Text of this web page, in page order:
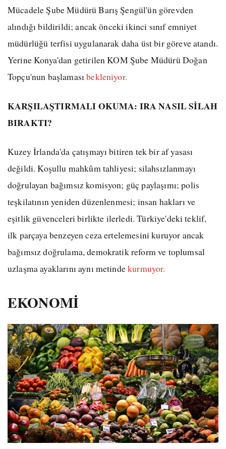
Mücadele Şube Müdürü Barış Şengül'ün görevden
alındığı bildirildi; ancak önceki ikinci sınıf emniyet
müdürlüğü terfisi uygulanarak daha üst bir göreve atandı.
Yerine Konya'dan getirilen KOM Şube Müdürü Doğan
Topçu'nun başlamasıbekleniyor.
KARŞILAŞTIRMALI OKUMA: IRA NASIL SİLAH
BIRAKTI?
Kuzey İrlanda'da çatışmayı bitiren tek bir af yasası
değildi. Koşullu mahkûm tahliyesi; silahsızlanmayı
doğrulayan bağımsız komisyon; güç paylaşımı; polis
teşkilatının yeniden düzenlenmesi; insan hakları ve
eşitlik güvenceleri birlikte ilerledi. Türkiye'deki teklif,
ilk parçaya benzeyen ceza ertelemesini kuruyor ancak
bağımsız doğrulama, demokratik reform ve toplumsal
uzlaşma ayaklarını aynı metindekurmuyor.
EKONOMİ